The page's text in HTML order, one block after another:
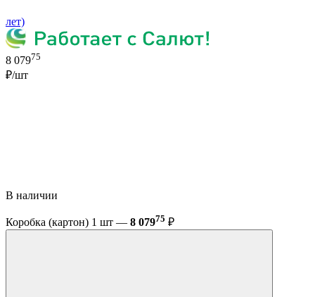
лет)
8 07975
₽/шт
В наличии
Коробка (картон) 1 шт — 8 07975 ₽